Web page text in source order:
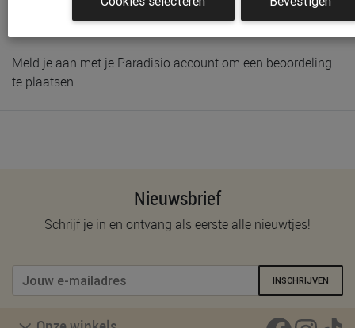
Schrijf de eerste beoordeling
Meld je aan met je Paradisio account om een beoordeling
te plaatsen.
Nieuwsbrief
Schrijf je in en ontvang als eerste alle nieuwtjes!
INSCHRIJVEN